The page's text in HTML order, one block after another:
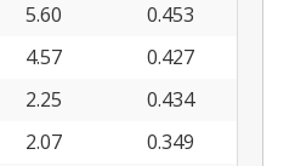
5.60
0.453
4.57
0.427
2.25
0.434
2.07
0.349